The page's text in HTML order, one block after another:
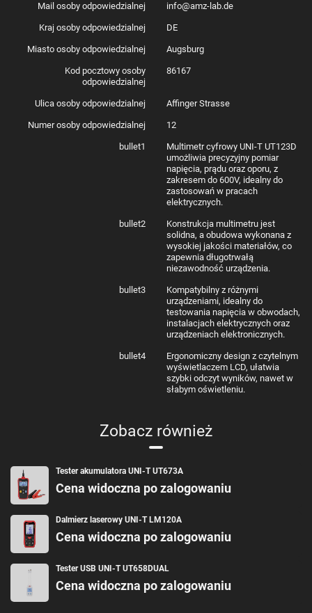
Mail osoby odpowiedzialnej info@amz-lab.de
Kraj osoby odpowiedzialnej DE
Miasto osoby odpowiedzialnej Augsburg
Kod pocztowy osoby
odpowiedzialnej
86167
Ulica osoby odpowiedzialnej Affinger Strasse
Numer osoby odpowiedzialnej 12
bullet1
Multimetr cyfrowy UNI-T UT123D
umożliwia precyzyjny pomiar
napięcia, prądu oraz oporu, z
zakresem do 600V, idealny do
zastosowań w pracach
elektrycznych.
bullet2
Konstrukcja multimetru jest
solidna, a obudowa wykonana z
wysokiej jakości materiałów, co
zapewnia długotrwałą
niezawodność urządzenia.
bullet3
Kompatybilny z różnymi
urządzeniami, idealny do
testowania napięcia w obwodach,
instalacjach elektrycznych oraz
urządzeniach elektronicznych.
bullet4
Ergonomiczny design z czytelnym
wyświetlaczem LCD, ułatwia
szybki odczyt wyników, nawet w
słabym oświetleniu.
Zobacz również
Tester akumulatora UNI-T UT673A
Cena widoczna po zalogowaniu
Dalmierz laserowy UNI-T LM120A
Cena widoczna po zalogowaniu
Tester USB UNI-T UT658DUAL
Cena widoczna po zalogowaniu